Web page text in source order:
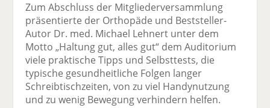
Zum Abschluss der Mitgliederversammlung
präsentierte der Orthopäde und Beststeller-
Autor Dr. med. Michael Lehnert unter dem
Motto „Haltung gut, alles gut“ dem Auditorium
viele praktische Tipps und Selbsttests, die
typische gesundheitliche Folgen langer
Schreibtischzeiten, von zu viel Handynutzung
und zu wenig Bewegung verhindern helfen.